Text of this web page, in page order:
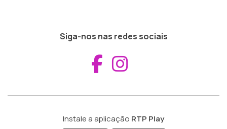
Siga-nos nas redes sociais
Aceder ao
Instale a aplicação RTP Play